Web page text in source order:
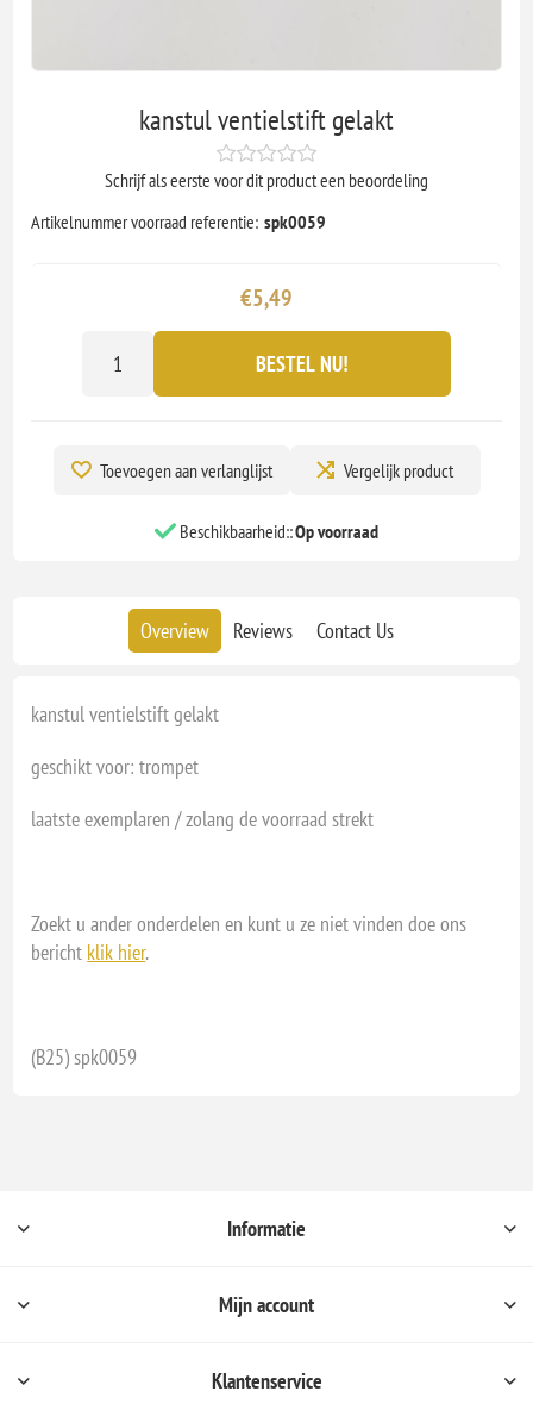
kanstul ventielstift gelakt
Schrijf als eerste voor dit product een beoordeling
Artikelnummer voorraad referentie: spk0059
€5,49
BESTEL NU!
Toevoegen aan verlanglijst Vergelijk product
Beschikbaarheid::Op voorraad
Overview Reviews Contact Us
kanstul ventielstift gelakt
geschikt voor: trompet
laatste exemplaren / zolang de voorraad strekt
Zoekt u ander onderdelen en kunt u ze niet vinden doe ons
bericht klik hier.
(B25) spk0059
Informatie
Mijn account
Klantenservice